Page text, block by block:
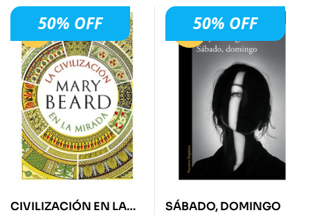
-50%50% OFF
CIVILIZACIÓN EN LA
-50%50% OFF
SÁBADO, DOMINGO